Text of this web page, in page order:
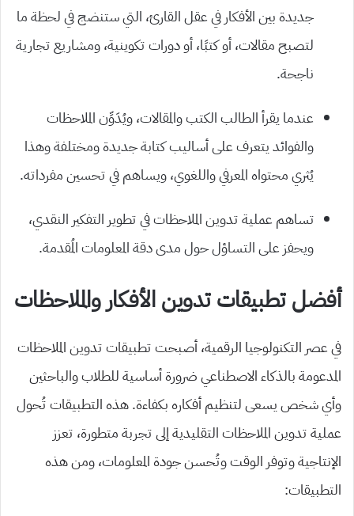
جديدة بين الأفكار في عقل القارئ، التي ستنضج في لحظة ما
لتصبح مقالات، أو كتبًا، أو دورات تكوينية، ومشاريع تجارية
ناجحة.
عندما يقرأ الطالب الكتب والمقالات، ويُدَوِّن الملاحظات
والفوائد يتعرف على أساليب كتابة جديدة ومختلفة وهذا
يُثري محتواه المعرفي واللغوي، ويساهم في تحسين مفرداته.
تساهم عملية تدوين الملاحظات في تطوير التفكير النقدي،
ويحفز على التساؤل حول مدى دقة المعلومات المُقدمة.
أفضل تطبيقات تدوين الأفكار والملاحظات
في عصر التكنولوجيا الرقمية، أصبحت تطبيقات تدوين الملاحظات
المدعومة بالذكاء الاصطناعي ضرورة أساسية للطلاب والباحثين
وأي شخص يسعى لتنظيم أفكاره بكفاءة. هذه التطبيقات تُحول
عملية تدوين الملاحظات التقليدية إلى تجربة متطورة، تعزز
الإنتاجية وتوفر الوقت وتُحسن جودة المعلومات، ومن هذه
التطبيقات: